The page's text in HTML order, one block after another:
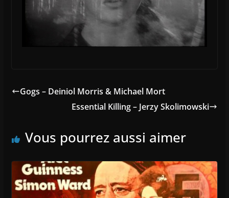
Gogs – Deiniol Morris & Michael Mort
Essential Killing – Jerzy Skolimowski
Vous pourrez aussi aimer